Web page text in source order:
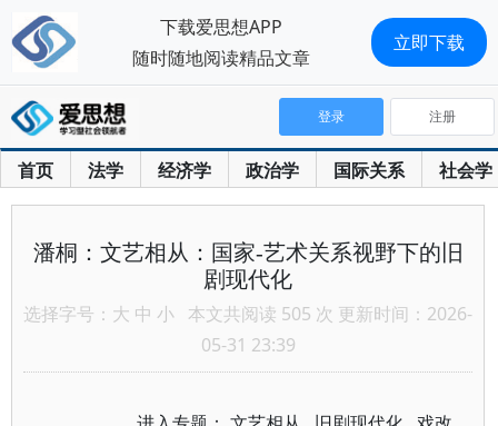
首页 法学 经济学 政治学 国际关系 社会学
登录 注册
潘桐：文艺相从：国家-艺术关系视野下的旧
剧现代化
选择字号： 大 中 小 本文共阅读 505 次 更新时间：2026-
05-31 23:39
下载爱思想APP
随时随地阅读精品文章
立即下载